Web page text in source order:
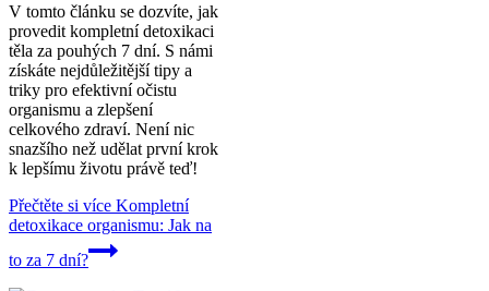
V tomto článku se dozvíte, jak
provedit kompletní detoxikaci
těla za pouhých 7 dní. S námi
získáte nejdůležitější tipy a
triky pro efektivní očistu
organismu a zlepšení
celkového zdraví. Není nic
snazšího než udělat první krok
k lepšímu životu právě teď!
Přečtěte si více Kompletní
detoxikace organismu: Jak na
to za 7 dní?